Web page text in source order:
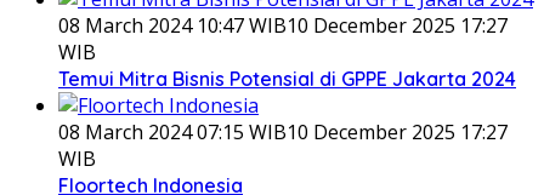
08 March 2024 10:47 WIB10 December 2025 17:27
WIB
Temui Mitra Bisnis Potensial di GPPE Jakarta 2024
08 March 2024 07:15 WIB10 December 2025 17:27
WIB
Floortech Indonesia